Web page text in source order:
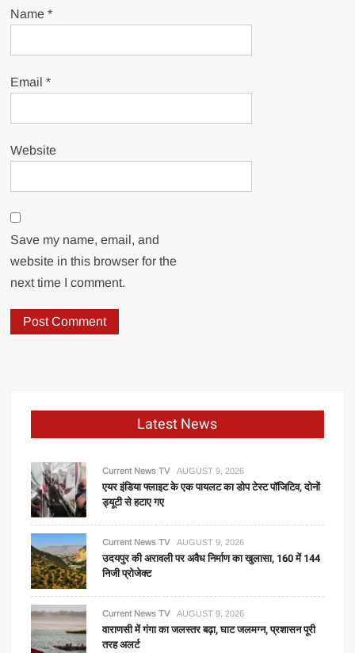
Name*
Email*
Website
Save my name, email, and
website in this browser for the
next time I comment.
Latest News
Current News TV AUGUST 9, 2026
एयर इंडिया फ्लाइट के एक पायलट का डोप टेस्ट पॉजिटिव, दोनों
ड्यूटी से हटाए गए
Current News TV AUGUST 9, 2026
उदयपुर की अरावली पर अवैध निर्माण का खुलासा, 160 में 144
निजी प्रोजेक्ट
Current News TV AUGUST 9, 2026
वाराणसी में गंगा का जलस्तर बढ़ा, घाट जलमग्न, प्रशासन पूरी
तरह अलर्ट